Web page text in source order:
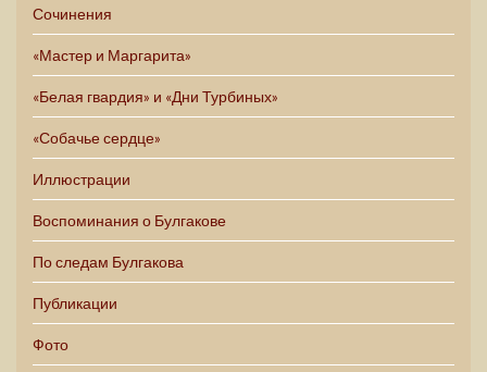
Сочинения
«Мастер и Маргарита»
«Белая гвардия» и «Дни Турбиных»
«Собачье сердце»
Иллюстрации
Воспоминания о Булгакове
По следам Булгакова
Публикации
Фото